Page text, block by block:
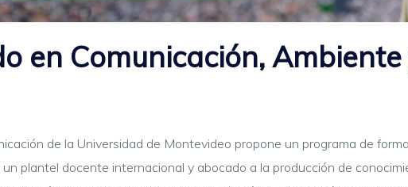
en Comunicación,
de la Universidad de Montevideo propone un programa de
plantel docente internacional y abocado a la producción de